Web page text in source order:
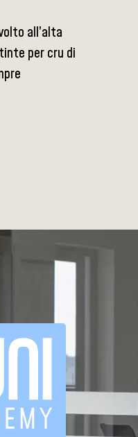
all’alta
per cru di